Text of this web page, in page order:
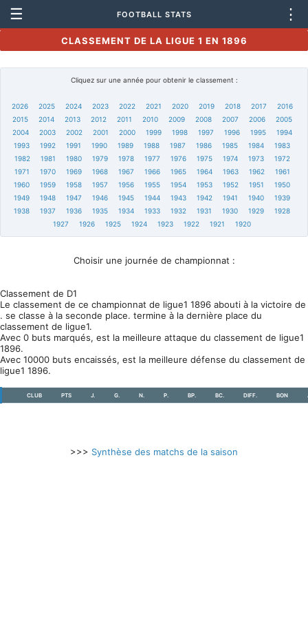
☰ FOOTBALL STATS ⋮
CLASSEMENT DE LA LIGUE 1 EN 1896
Cliquez sur une année pour obtenir le classement :
2026 2025 2024 2023 2022 2021 2020 2019 2018 2017
2016
2015
2014 2013 2012 2011 2010 2009 2008 2007 2006
2005
2004
2003 2002 2001 2000 1999 1998 1997 1996 1995
1994
1993
1992 1991 1990 1989 1988 1987 1986 1985 1984
1983
1982
1981 1980 1979 1978 1977 1976 1975 1974 1973
1972
1971
1970 1969 1968 1967 1966 1965 1964 1963 1962
1961
1960
1959 1958 1957 1956 1955 1954 1953 1952 1951
1950
1949
1948 1947 1946 1945 1944 1943 1942 1941 1940
1939
1938
1937 1936 1935 1934 1933 1932 1931 1930 1929
1928
1927
1926 1925 1924 1923 1922 1921 1920
Choisir une journée de championnat :
Classement de D1
Le classement de ce championnat de ligue1 1896 abouti à la victoire de
. se classe à la seconde place. termine à la dernière place du
classement de ligue1.
Avec 0 buts marqués, est la meilleure attaque du classement de ligue1
1896.
Avec 10000 buts encaissés, est la meilleure défense du classement de
ligue1 1896.
CLUB PTS J. G. N. P. BP. BC. DIFF. BON
>>> Synthèse des matchs de la saison